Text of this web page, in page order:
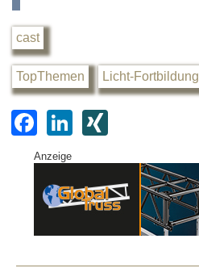
cast
TopThemen Licht-Fortbildung
F
a
c
e
Li
k
e
G
Anzeige